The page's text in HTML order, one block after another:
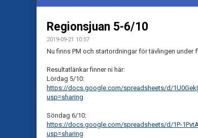
Regionsjuan 5-6/10
2019-09-21 10:57
Nu finns PM och startordningar för tävlingen under
Resultatlänkar finner ni här:
Lördag 5/10:
https://docs.google.com/spreadsheets/d/
usp=sharing
Söndag 6/10:
https://docs.google.com/spreadsheets/d/1P-
usp=sharing